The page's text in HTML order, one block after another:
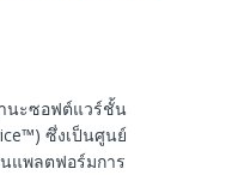
านะซอฟต์แวร์ชั้น
ซึ่งเป็นศูนย์
แพลตฟอร์มการ